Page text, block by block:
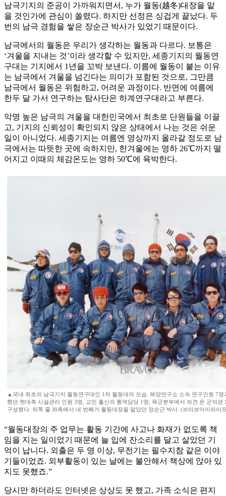
남극기지의 준공이 가까워지면서, 누가 월동(越冬)대장을 맡
을 것인가에 관심이 쏠렸다. 하지만 선정은 싱겁게 끝났다. 두
번의 남극 경험을 쌓은 장순근 박사가 있었기 때문이다.
남극에서의 월동은 우리가 생각하는 월동과 다르다. 보통은
‘겨울을 지내는 것’이라 생각할 수 있지만, 세종기지의 월동연
구대는 기지에서 1년을 꼬박 보낸다. 이름에 월동이 붙는 이유
는 남극에서 겨울을 넘긴다는 의미가 포함된 것으로, 그만큼
남극에서 월동은 위험하고, 어려운 과정이다. 반면에 여름에
한두 달 가서 연구하는 탐사단은 하계연구대라고 부른다.
악명 높은 남극의 겨울을 대한민국에서 최초로 단원들을 이끌
고, 기지의 신뢰성이 확인되지 않은 상태에서 나는 것은 쉬운
일이 아니었다. 세종기지는 여름엔 영상까지 올라갈 정도로 남
극에서는 따뜻한 곳에 속하지만, 한겨울에는 영하 26℃까지 떨
어지고 이때의 체감온도는 영하 50℃에 육박한다.
▲국내 최초의 남극기지 월동연구대인 1차 월동대의 모습. 해양연구소 소속 연구인원 7명
했던 현대측 시설관리 인원 3명, 교민 출신의 통역담당 1명, 육군본부에서 파견 온 군의관
구성됐다. 뒤쪽 줄 좌측에서 네 번째가 월동대장을 맡았던 장순근 박사. (브라보마이라이
“월동대장의 주 업무는 활동 기간에 사고나 화재가 없도록 책
임을 지는 일이었기 때문에 늘 입에 잔소리를 달고 살았던 기
억이 납니다. 외출은 두 명 이상, 무전기는 필수지참 같은 이야
기들이었죠. 외부활동이 있는 날에는 불안해서 책상에 앉아 있
지도 못했죠.”
당시만 하더라도 인터넷은 상상도 못 했고, 가족 소식은 편지